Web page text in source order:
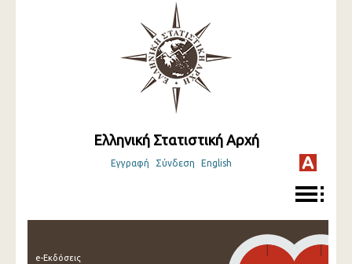
Ελληνική Στατιστική Αρχή
Εγγραφή Σύνδεση English
e-Εκδόσεις